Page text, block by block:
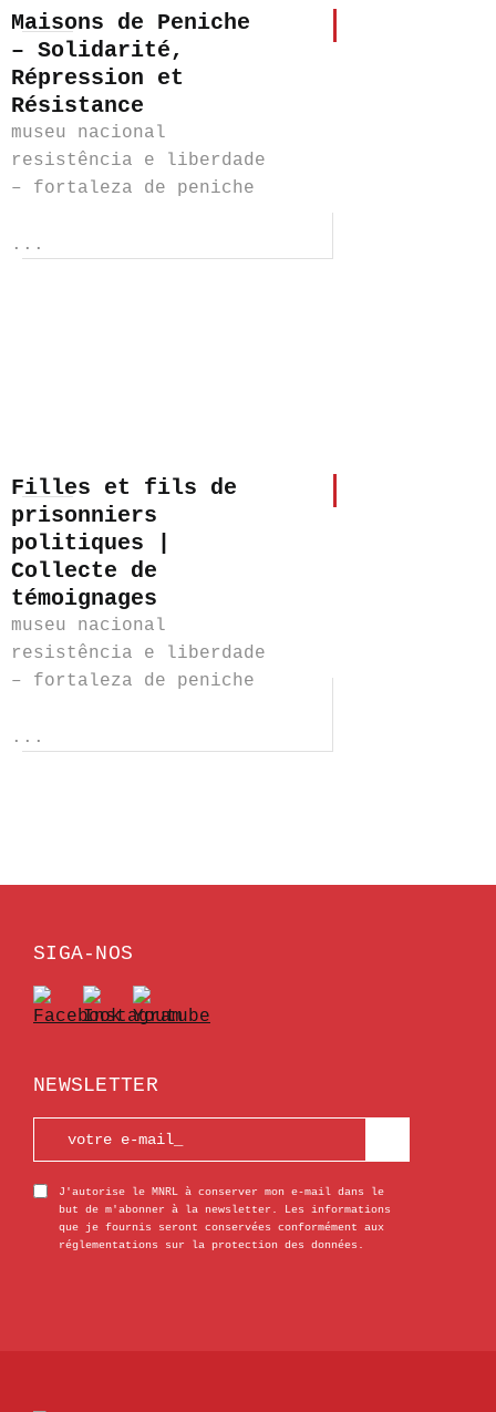
Maisons de Peniche
– Solidarité,
Répression et
Résistance
museu nacional
resistência e liberdade
– fortaleza de peniche
...
Filles et fils de
prisonniers
politiques |
Collecte de
témoignages
museu nacional
resistência e liberdade
– fortaleza de peniche
...
SIGA-NOS
NEWSLETTER
J'autorise le MNRL à conserver mon e-mail dans le
but de m'abonner à la newsletter. Les informations
que je fournis seront conservées conformément aux
réglementations sur la protection des données.